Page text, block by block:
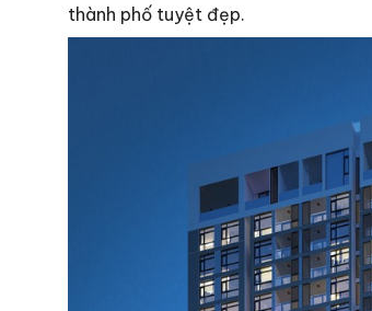
thành phố tuyệt đẹp.